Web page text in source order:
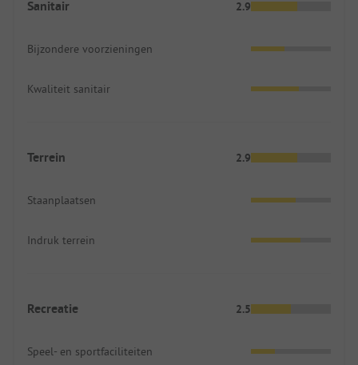
Sanitair 2.9
Bijzondere voorzieningen
Kwaliteit sanitair
Terrein 2.9
Staanplaatsen
Indruk terrein
Recreatie 2.5
Speel- en sportfaciliteiten